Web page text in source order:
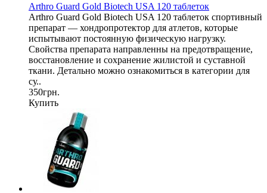
Arthro Guard Gold Biotech USA 120 таблеток
Arthro Guard Gold Biotech USA 120 таблеток спортивный
препарат — хондропротектор для атлетов, которые
испытывают постоянную физическую нагрузку.
Свойства препарата направленны на предотвращение,
восстановление и сохранение жилистой и суставной
ткани. Детально можно ознакомиться в категории для
су..
350грн.
Купить